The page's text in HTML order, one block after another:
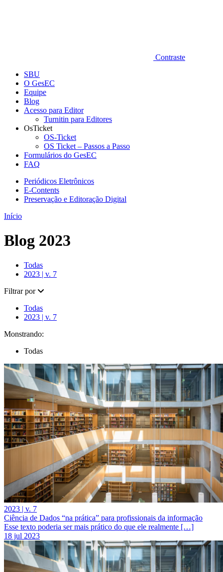
Contraste
SBU
O GesEC
Equipe
Blog
Acesso para Editor
Turnitin para Editores
OsTicket
OS-Ticket
OS Ticket – Passos a Passo
Formulários do GesEC
FAQ
Periódicos Eletrônicos
E-Contents
Preservação e Editoração Digital
Início
Blog 2023
Todas
2023 | v. 7
Filtrar por
Todas
2023 | v. 7
Monstrando:
Todas
2023 | v. 7
Ciência de Dados “na prática” para profissionais da informação
Esse texto poderia ser mais prático do que ele realmente […]
18 jul 2023